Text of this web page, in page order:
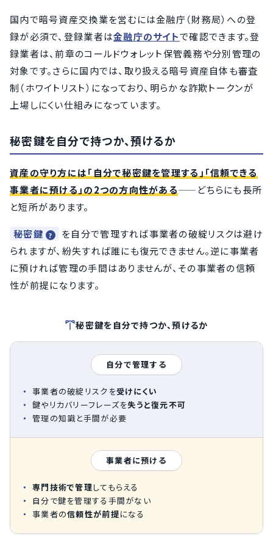
国内で暗号資産交換業を営むには金融庁（財務局）への登
録が必須で、登録業者は金融庁のサイトで確認できます。登
録業者は、前章のコールドウォレット保管義務や分別管理の
対象です。さらに国内では、取り扱える暗号資産自体も審査
制（ホワイトリスト）になっており、明らかな詐欺トークンが
上場しにくい仕組みになっています。
秘密鍵を自分で持つか、預けるか
資産の守り方には「自分で秘密鍵を管理する」「信頼できる
事業者に預ける」の2つの方向性がある——どちらにも長所
と短所があります。
秘密鍵
を自分で管理すれば事業者の破綻リスクは避け
られますが、紛失すれば誰にも復元できません。逆に事業者
に預ければ管理の手間はありませんが、その事業者の信頼
性が前提になります。
秘密鍵を自分で持つか、預けるか
自分で管理する
事業者の破綻リスクを受けにくい
鍵やリカバリーフレーズを失うと復元不可
管理の知識と手間が必要
事業者に預ける
専門技術で管理してもらえる
自分で鍵を管理する手間がない
事業者の信頼性が前提になる